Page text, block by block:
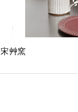
宋艸窯